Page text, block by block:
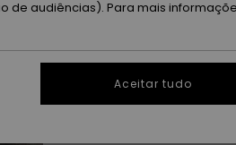
de audiências). Para mais
Aceitar tudo